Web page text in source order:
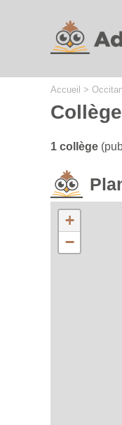
Accueil >
1 collège
+
−